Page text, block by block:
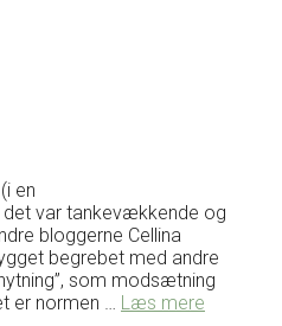
en
det var tankevækkende og
bloggerne Cellina
begrebet med andre
som modsætning
er normen … Læs mere